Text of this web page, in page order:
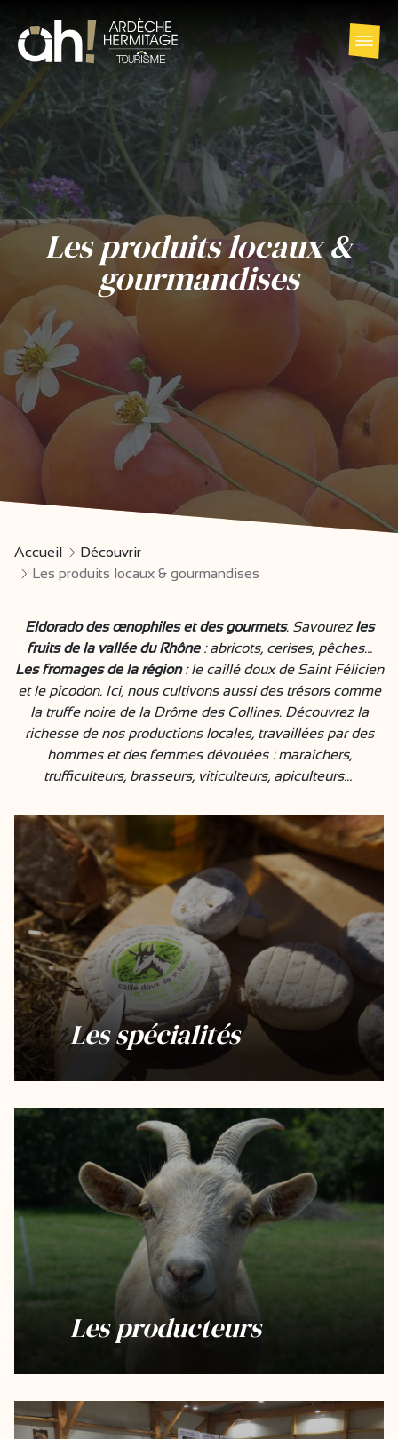
Les produits locaux &
gourmandises
Accueil
Découvrir
Les produits locaux & gourmandises
Eldorado des œnophiles et des gourmets. Savourezles
fruits de la vallée du Rhône: abricots, cerises, pêches…
Les fromages de la région: le caillé doux de Saint Félicien
et le picodon. Ici, nous cultivons aussi des trésors comme
la truffe noire de la Drôme des Collines. Découvrez la
richesse de nos productions locales, travaillées par des
hommes et des femmes dévouées : maraichers,
trufficulteurs, brasseurs, viticulteurs, apiculteurs…
Les spécialités
Les producteurs